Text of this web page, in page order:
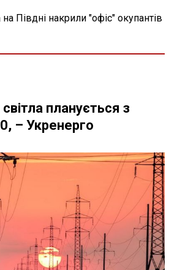
на Півдні накрили "офіс" окупантів
планується з
– Укренерго